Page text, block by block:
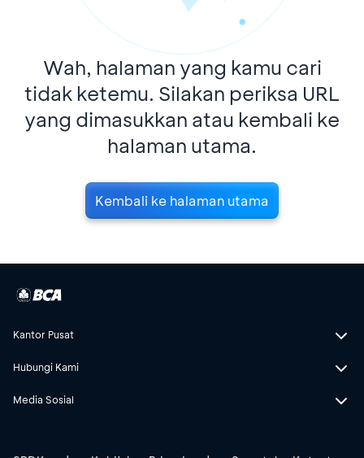
Wah, halaman yang kamu cari
tidak ketemu. Silakan periksa URL
yang dimasukkan atau kembali ke
halaman utama.
Kembali ke halaman utama
Kantor Pusat
Hubungi Kami
Media Sosial